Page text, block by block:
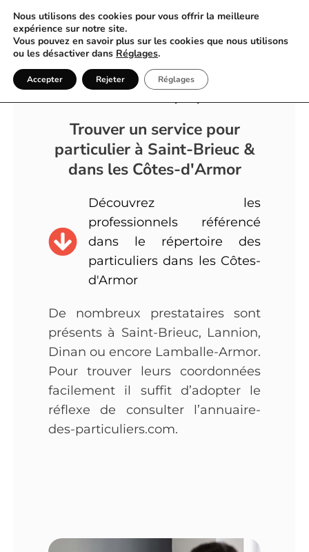
Annuaire Particulier Côtes-
d'Armor (22)
Trouver un service pour
particulier à Saint-Brieuc &
dans les Côtes-d'Armor
Découvrez les
professionnels référencé
dans le répertoire des
particuliers dans les Côtes-
d'Armor
De nombreux prestataires sont
présents à Saint-Brieuc, Lannion,
Dinan ou encore Lamballe-Armor.
Pour trouver leurs coordonnées
facilement il suffit d’adopter le
réflexe de consulter l’annuaire-
des-particuliers.com.
Nous utilisons des cookies pour vous offrir la meilleure
expérience sur notre site.
Vous pouvez en savoir plus sur les cookies que nous utilisons
ou les désactiver dans Réglages.
Accepter Rejeter Réglages